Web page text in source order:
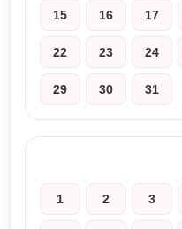
15 16 17
22 23 24
29 30 31
1 2 3